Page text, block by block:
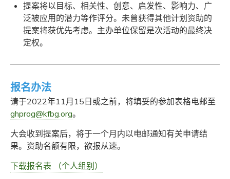
提案将以目标、相关性、创意、启发性、影响力、广
泛被应用的潜力等作评分。未曾获得其他计划资助的
提案将获优先考虑。主办单位保留是次活动的最终决
定权。
报名办法
请于2022年11月15日或之前，将填妥的参加表格电邮至
ghprog@kfbg.org。
大会收到提案后，将于一个月内以电邮通知有关申请结
果。资助名额有限，欲报从速。
下载报名表 （个人组别）